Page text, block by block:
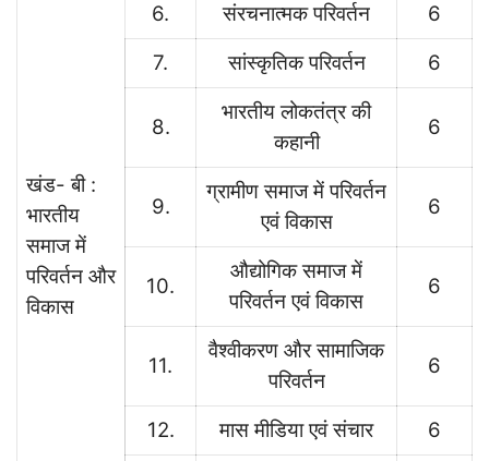
खंड- बी :
भारतीय
समाज में
परिवर्तन और
विकास
6. संरचनात्मक परिवर्तन
6
7.
सांस्कृतिक परिवर्तन 6
8.
भारतीय लोकतंत्र की
कहानी
6
9.
ग्रामीण समाज में परिवर्तन
एवं विकास
6
10.
औद्योगिक समाज में
परिवर्तन एवं विकास
6
11.
वैश्वीकरण और सामाजिक
परिवर्तन
6
12. मास मीडिया एवं संचार
6